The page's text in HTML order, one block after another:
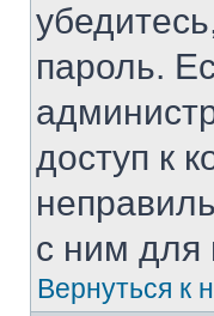
пароль.
доступ к
с ним для
Вернуться к